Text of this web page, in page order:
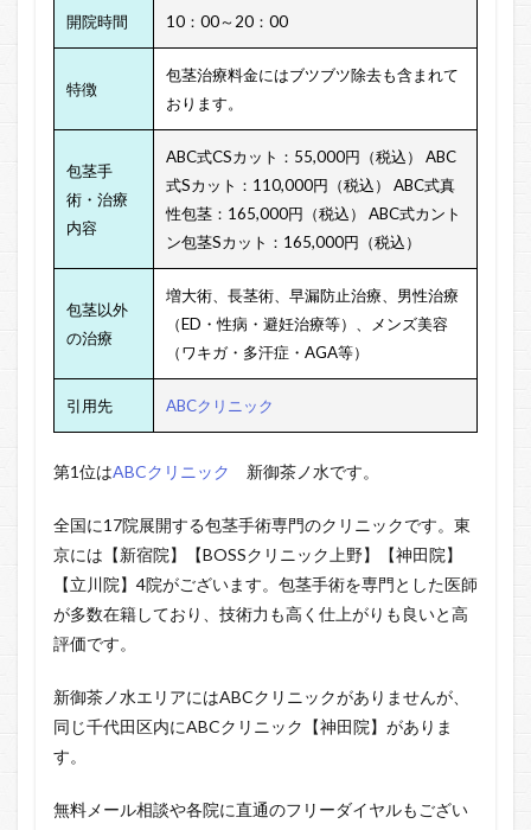
開院時間 10：00～20：00
特徴
包茎治療料金にはブツブツ除去も含まれて
おります。
包茎手
術・治療
内容
ABC式CSカット：55,000円（税込） ABC
式Sカット：110,000円（税込） ABC式真
性包茎：165,000円（税込） ABC式カント
ン包茎Sカット：165,000円（税込）
包茎以外
の治療
増大術、 長茎術、 早漏防止治療、 男性治療
（ED・性病・避妊治療等）、
メンズ美容
（ワキガ・多汗症・AGA等）
引用先 ABCクリニック
第1位はABCクリニック 新御茶ノ水です。
全国に17院展開する包茎手術専門のクリニックです。東
京には【新宿院】【BOSSクリニック上野】【神田院】
【立川院】4院がございます。包茎手術を専門とした医師
が多数在籍しており、技術力も高く仕上がりも良いと高
評価です。
新御茶ノ水エリアにはABCクリニックがありませんが、
同じ千代田区内にABCクリニック【神田院】がありま
す。
無料メール相談や各院に直通のフリーダイヤルもござい